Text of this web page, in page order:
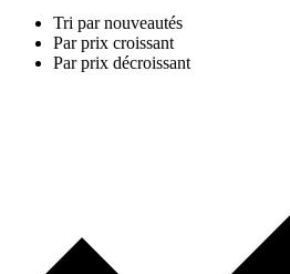
Tri par nouveautés
Par prix croissant
Par prix décroissant